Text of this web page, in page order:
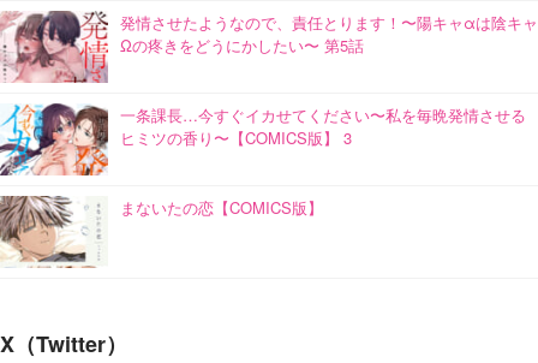
発情させたようなので、責任とります！〜陽キャαは陰キャ
Ωの疼きをどうにかしたい〜 第5話
一条課長…今すぐイカせてください〜私を毎晩発情させる
ヒミツの香り〜【COMICS版】 3
まないたの恋【COMICS版】
X（Twitter）